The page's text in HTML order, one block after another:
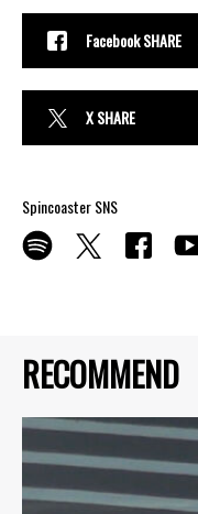
RECOMMEND
Facebook SHARE
X SHARE
Spincoaster SNS